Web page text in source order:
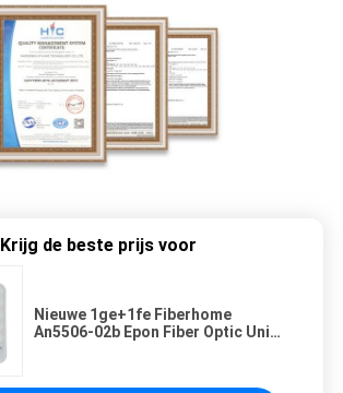
Krijg de beste prijs voor
Nieuwe 1ge+1fe Fiberhome
An5506-02b Epon Fiber Optic Unit